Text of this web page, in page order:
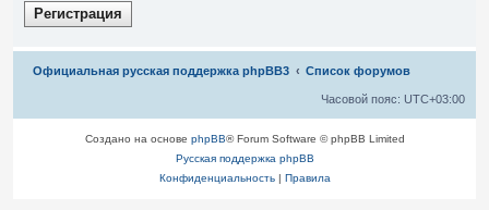
Регистрация
Официальная русская поддержка phpBB3 Список форумов
Часовой пояс: UTC+03:00
Связаться с
Создано на основе phpBB® Forum Software © phpBB Limited
Русская поддержка phpBB
Конфиденциальность| Правила